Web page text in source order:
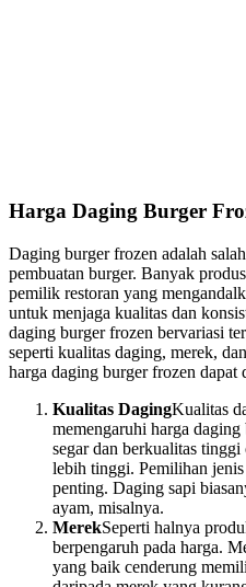
Harga Daging Burger
Daging burger frozen adalah
pembuatan burger. Banyak
pemilik restoran yang
untuk menjaga kualitas dan
daging burger frozen bervariasi
seperti kualitas daging, merek,
harga daging burger frozen dapat
Kualitas DagingKualitas
memengaruhi harga
segar dan berkualitas
lebih tinggi. Pemilihan
penting. Daging sapi
ayam, misalnya.
MerekSeperti halnya
berpengaruh pada harga.
yang baik cenderung